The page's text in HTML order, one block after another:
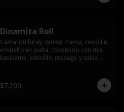
Dinamita Roll
Camaron furay, queso crema, cebollin
envuelto en palta, coronado con mix
kanikama, cebollin, masago y salsa
$7.200